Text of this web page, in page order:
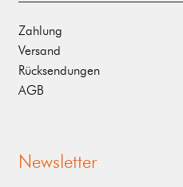
Zahlung
Versand
Rücksendungen
AGB
Newsletter